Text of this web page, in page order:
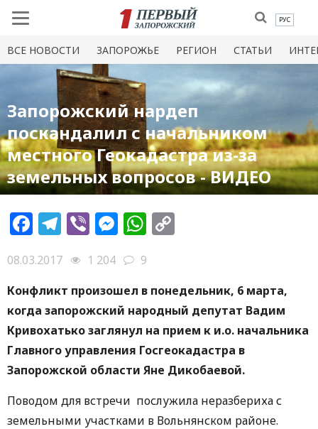
РУС
ВСЕ НОВОСТИ ЗАПОРОЖЬЕ РЕГИОН СТАТЬИ
Запорожский нардеп
поскандалил с начальником
местного Геокадастра из-за
земельных вопросов - ВИДЕО
Facebook
Telegram
ViberMessenger
WhatsApp
08.03.2017 1 204
9
Конфликт произошел в понедельник, 6 марта,
когда запорожский народный депутат Вадим
Кривохатько заглянул на прием к и.о. начальника
Главного управления Госгеокадастра в
Запорожской области Яне Дикобаевой.
Поводом для встречи послужила неразбериха с
земельными участками в Вольнянском районе.